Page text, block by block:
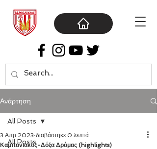
Ανάρτηση
All Posts
All Posts
Καμπανιακός-Δόξα Δράμας (highlights)
3 Απρ 2023 διαβάστηκε 0 λεπτά